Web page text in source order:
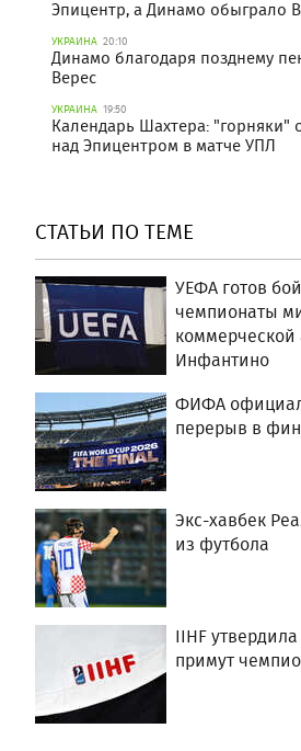
Эпицентр, а Динамо обыграло
УКРАИНА 20:10
Динамо благодаря позднему
Верес
УКРАИНА 19:50
Календарь Шахтера: "горняки"
над Эпицентром в матче УПЛ
СТАТЬИ ПО ТЕМЕ
УЕФА готов
чемпионаты
Инфантино
ФИФА
перерыв в
Экс-хавбек
из футбола
IIHF
примут